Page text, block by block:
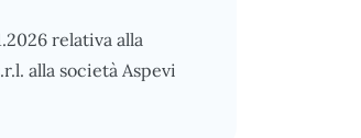
relativa alla
alla società Aspevi